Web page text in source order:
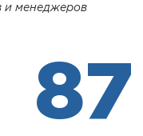
и менеджеров
87